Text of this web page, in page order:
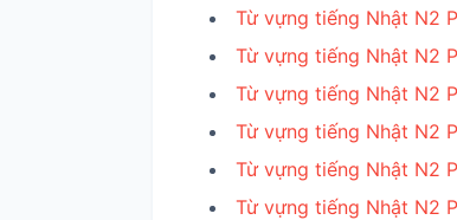
Từ vựng tiếng Nhật N2
Từ vựng tiếng Nhật N2
Từ vựng tiếng Nhật N2
Từ vựng tiếng Nhật N2
Từ vựng tiếng Nhật N2
Từ vựng tiếng Nhật N2